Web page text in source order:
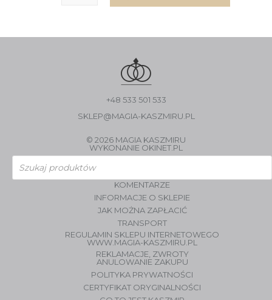
+48 533 501 533
SKLEP@MAGIA-KASZMIRU.PL
© 2026 MAGIA KASZMIRU
WYKONANIE OKINET.PL
Wyszukiwarka
produktów
KOMENTARZE
INFORMACJE O SKLEPIE
JAK MOŻNA ZAPŁACIĆ
TRANSPORT
REGULAMIN SKLEPU INTERNETOWEGO
WWW.MAGIA-KASZMIRU.PL
REKLAMACJE, ZWROTY
ANULOWANIE ZAKUPU
POLITYKA PRYWATNOŚCI
CERTYFIKAT ORYGINALNOŚCI